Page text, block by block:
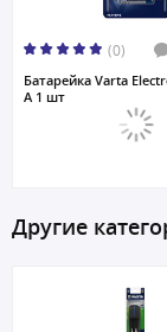
(0)
Батарейка Varta
A 1 шт
Другие